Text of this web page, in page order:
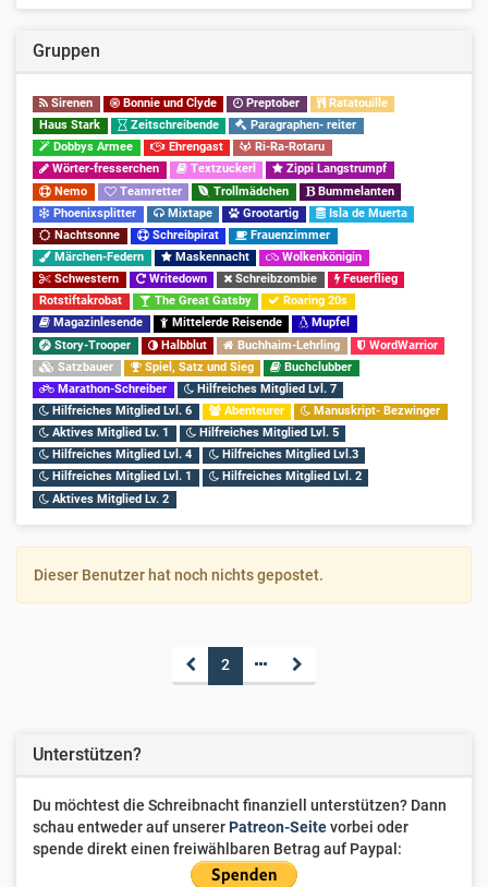
Gruppen
Sirenen Bonnie und Clyde Preptober
Ratatouille
Haus Stark
Zeitschreibende
Paragraphen- reiter
Dobbys Armee
Ehrengast
Ri-Ra-Rotaru
Wörter-fresserchen
Textzuckerl
Zippi Langstrumpf
Nemo
Teamretter Trollmädchen
Bummelanten
Phoenixsplitter
Mixtape Grootartig
Isla de Muerta
Nachtsonne
Schreibpirat
Frauenzimmer
Märchen-Federn
Maskennacht
Wolkenkönigin
Schwestern
Writedown Schreibzombie
Feuerflieg
Rotstiftakrobat
The Great Gatsby
Roaring 20s
Magazinlesende
Mittelerde Reisende
Mupfel
Story-Trooper
Halbblut Buchhaim-Lehrling
WordWarrior
Satzbauer
Spiel, Satz und Sieg
Buchclubber
Marathon-Schreiber
Hilfreiches Mitglied Lvl. 7
Hilfreiches Mitglied Lvl. 6
Abenteurer
Manuskript- Bezwinger
Aktives Mitglied Lv. 1
Hilfreiches Mitglied Lvl. 5
Hilfreiches Mitglied Lvl. 4
Hilfreiches Mitglied Lvl.3
Hilfreiches Mitglied Lvl. 1
Hilfreiches Mitglied Lvl. 2
Aktives Mitglied Lv. 2
Dieser Benutzer hat noch nichts gepostet.
2
Unterstützen?
Du möchtest die Schreibnacht finanziell unterstützen? Dann
schau entweder auf unsererPatreon-Seitevorbei oder
spende direkt einen freiwählbaren Betrag auf Paypal: